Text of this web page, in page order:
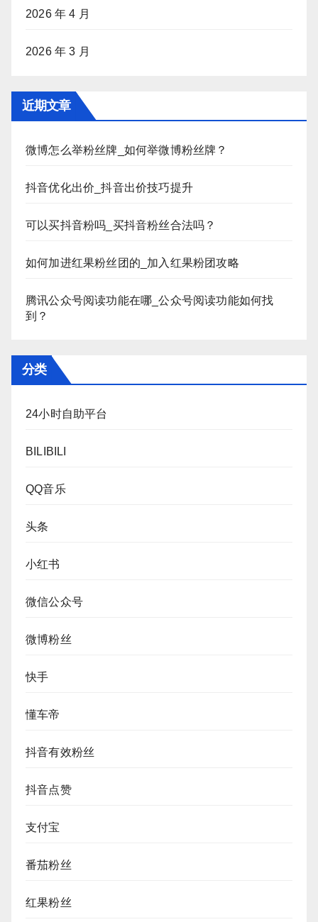
2026 年 4 月
2026 年 3 月
近期文章
微博怎么举粉丝牌_如何举微博粉丝牌？
抖音优化出价_抖音出价技巧提升
可以买抖音粉吗_买抖音粉丝合法吗？
如何加进红果粉丝团的_加入红果粉团攻略
腾讯公众号阅读功能在哪_公众号阅读功能如何找
到？
分类
24小时自助平台
BILIBILI
QQ音乐
头条
小红书
微信公众号
微博粉丝
快手
懂车帝
抖音有效粉丝
抖音点赞
支付宝
番茄粉丝
红果粉丝